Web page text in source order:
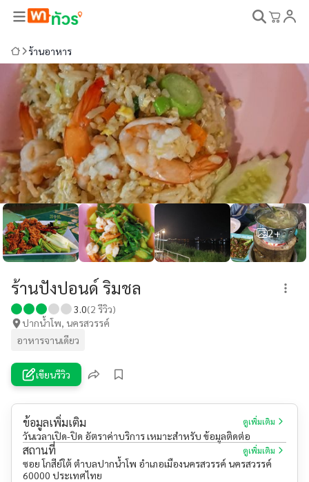
ร้านอาหาร
2+
ร้านปังปอนด์ ริมชล
3.0(2 รีวิว)
ปากน้ำโพ, นครสวรรค์
อาหารจานเดียว
เขียนรีวิว
ข้อมูลเพิ่มเติม ดูเพิ่มเติม
วันเวลาเปิด-ปิด อัตราค่าบริการ เหมาะสำหรับ ข้อมูลติดต่อ
สถานที่ ดูเพิ่มเติม
ซอย โกสีย์ใต้ ตำบลปากน้ำโพ อำเภอเมืองนครสวรรค์ นครสวรรค์
60000 ประเทศไทย